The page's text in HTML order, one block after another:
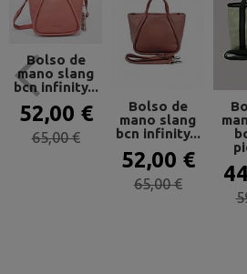
Bolso de
mano slang
bcn infinity...
52,00 €
65,00 €
Bolso de
mano slang
bcn infinity...
52,00 €
65,00 €